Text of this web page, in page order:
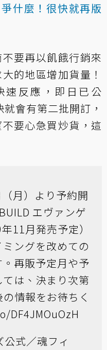
什麼！很快就再版
要再以飢餓行銷來
的地區增加貨量！
速反應，即日已公
會有第二批開訂，
要心急買炒貨，這
月）より予約開
エヴァンゲ
11月発売予定）
ングを改めての
再販予定月や予
は、決まり次第
情報をお待ちく
DF4JMOuOzH
式／魂フィ